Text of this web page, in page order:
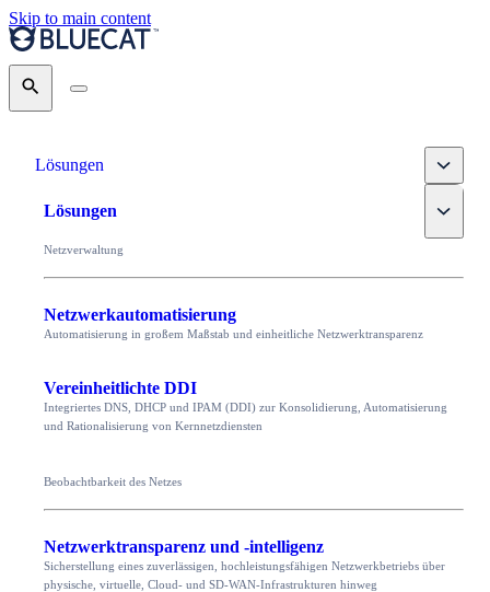
Skip to main content
Search
Lösungen Toggle
Lösungen Toggle
Netzverwaltung
Netzwerkautomatisierung
Automatisierung in großem Maßstab und einheitliche Netzwerktransparenz
Vereinheitlichte DDI
Integriertes DNS, DHCP und IPAM (DDI) zur Konsolidierung, Automatisierung
und Rationalisierung von Kernnetzdiensten
Beobachtbarkeit des Netzes
Netzwerktransparenz und -intelligenz
Sicherstellung eines zuverlässigen, hochleistungsfähigen Netzwerkbetriebs über
physische, virtuelle, Cloud- und SD-WAN-Infrastrukturen hinweg